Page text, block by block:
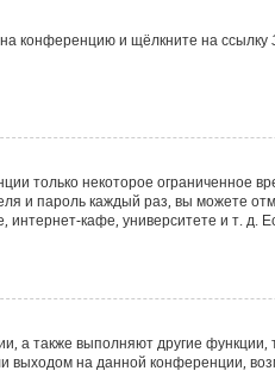
конференцию и щёлкните на ссылку
только некоторое ограниченное
и пароль каждый раз, вы можете
кафе, университете и т. д.
а также выполняют другие функции,
выходом на данной конференции,